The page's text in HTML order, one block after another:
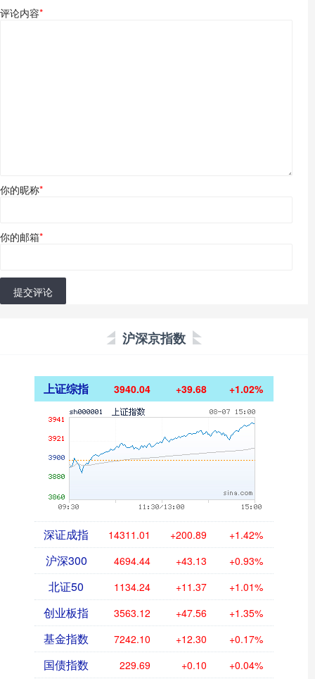
评论内容*
你的昵称*
你的邮箱*
提交评论
沪深京指数
上证综指 3940.04 +39.68 +1.02%
深证成指 14311.01 +200.89 +1.42%
沪深300 4694.44 +43.13 +0.93%
北证50 1134.24 +11.37 +1.01%
创业板指 3563.12 +47.56 +1.35%
基金指数 7242.10 +12.30 +0.17%
国债指数 229.69 +0.10 +0.04%